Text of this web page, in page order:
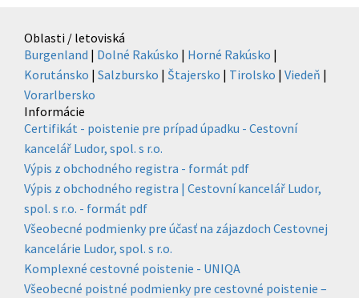
Oblasti / letoviská
Burgenland | Dolné Rakúsko | Horné Rakúsko |
Korutánsko | Salzbursko | Štajersko | Tirolsko | Viedeň |
Vorarlbersko
Informácie
Certifikát - poistenie pre prípad úpadku - Cestovní
kancelář Ludor, spol. s r.o.
Výpis z obchodného registra - formát pdf
Výpis z obchodného registra | Cestovní kancelář Ludor,
spol. s r.o. - formát pdf
Všeobecné podmienky pre účasť na zájazdoch Cestovnej
kancelárie Ludor, spol. s r.o.
Komplexné cestovné poistenie - UNIQA
Všeobecné poistné podmienky pre cestovné poistenie –